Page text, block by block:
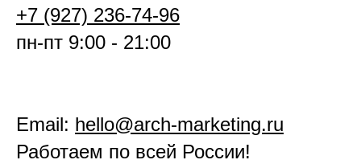
+7 (927) 236-74-96
пн-пт 9:00 - 21:00
Email: hello@arch-marketing.ru
Работаем по всей России!